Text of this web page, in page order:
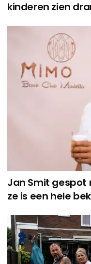
kinderen zien
Jan Smit gespot
ze is een hele